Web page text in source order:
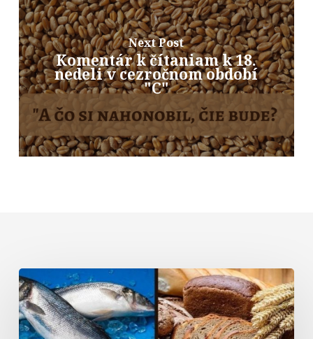
Next Post
Komentár k čítaniam k 18.
nedeli v cezročnom období
"C"
Komentár
k
textom
na